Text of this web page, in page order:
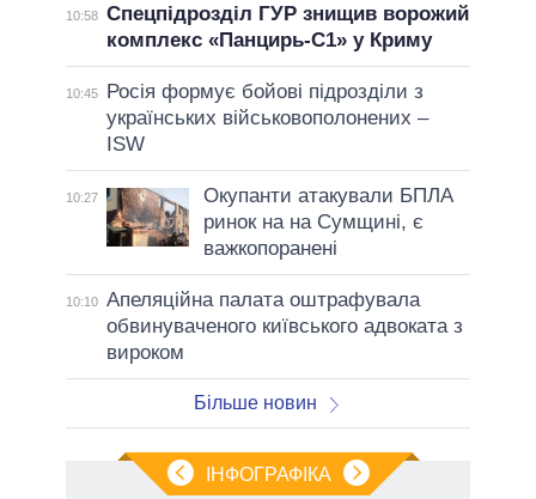
10:58 Спецпідрозділ ГУР знищив ворожий
комплекс «Панцирь-С1» у Криму
10:45
Росія формує бойові підрозділи з
українських військовополонених –
ISW
10:27
Окупанти атакували БПЛА
ринок на на Сумщині, є
важкопоранені
10:10 Апеляційна палата оштрафувала
обвинуваченого київського адвоката з
вироком
Більше новин
ІНФОГРАФІКА